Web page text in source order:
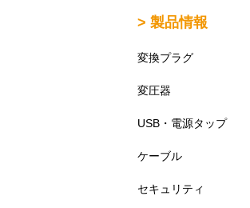
> 製品情報
変換プラグ
変圧器
USB・電源タップ
ケーブル
セキュリティ